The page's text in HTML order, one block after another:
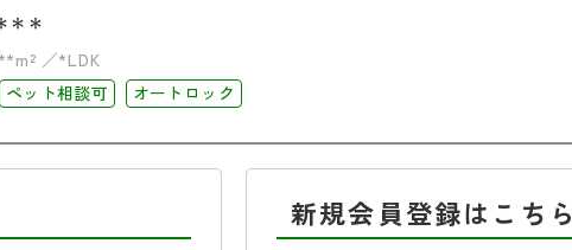
＊＊
**m²
*LDK
ペット相談可 オートロック
新規会員登録はこちら